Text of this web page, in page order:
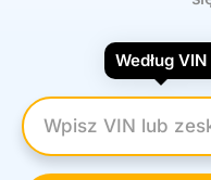
Według VIN
Wpisz numer VIN